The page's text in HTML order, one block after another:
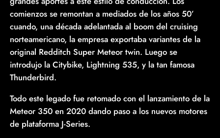
comienzos se remontan a mediados de los años 50’
cuando, una década adelantada al boom del cruising
norteamericano, la empresa exportaba variantes de la
original Redditch Super Meteor twin. Luego se
introdujo la Citybike, Lightning 535, y la tan famosa
Thunderbird.
Todo este legado fue retomado con el lanzamiento de la
Meteor 350 en 2020 dando paso a los nuevos motores
de plataforma J-Series.